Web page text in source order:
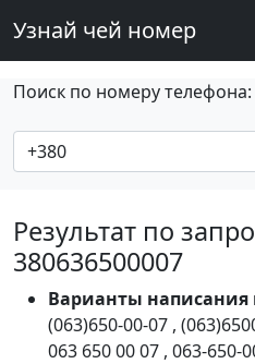
Узнай чей номер
Поиск по номеру телефона:
Результат по
380636500007
Варианты написания
(063)650-00-07 ,
063 650 00 07 , 063-650-